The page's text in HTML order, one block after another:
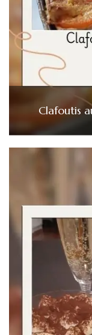
Clafoutis